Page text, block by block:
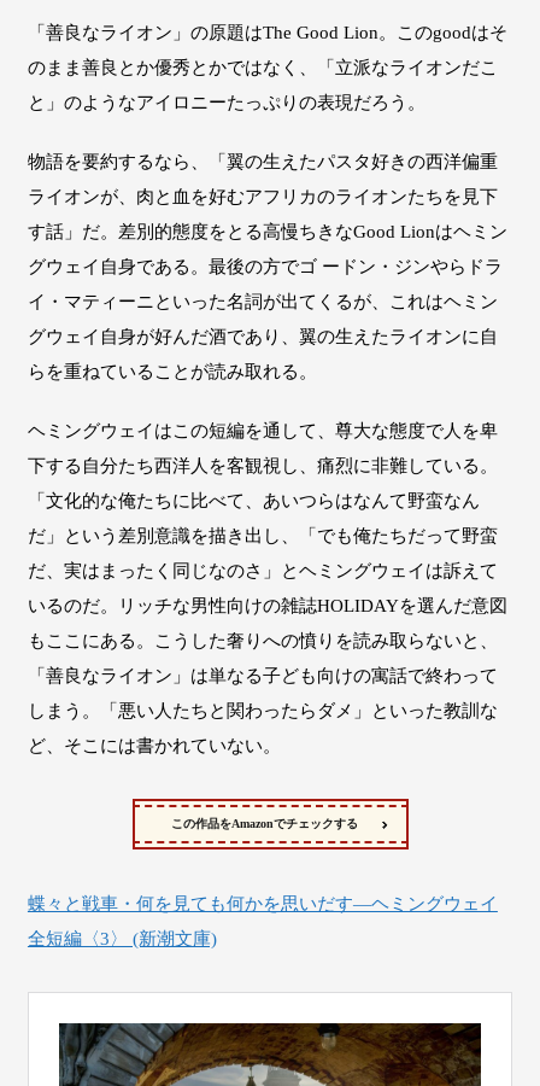
「善良なライオン」の原題はThe Good Lion。このgoodはそ
のまま善良とか優秀とかではなく、「立派なライオンだこ
と」のようなアイロニーたっぷりの表現だろう。
物語を要約するなら、「翼の生えたパスタ好きの西洋偏重
ライオンが、肉と血を好むアフリカのライオンたちを見下
す話」だ。差別的態度をとる高慢ちきなGood Lionはヘミン
グウェイ自身である。最後の方でゴ ードン・ジンやらドラ
イ・マティーニといった名詞が出てくるが、これはヘミン
グウェイ自身が好んだ酒であり、翼の生えたライオンに自
らを重ねていることが読み取れる。
ヘミングウェイはこの短編を通して、尊大な態度で人を卑
下する自分たち西洋人を客観視し、痛烈に非難している。
「文化的な俺たちに比べて、あいつらはなんて野蛮なん
だ」という差別意識を描き出し、「でも俺たちだって野蛮
だ、実はまったく同じなのさ」とヘミングウェイは訴えて
いるのだ。リッチな男性向けの雑誌HOLIDAYを選んだ意図
もここにある。こうした奢りへの憤りを読み取らないと、
「善良なライオン」は単なる子ども向けの寓話で終わって
しまう。「悪い人たちと関わったらダメ」といった教訓な
ど、そこには書かれていない。
この作品をAmazonでチェックする
蝶々と戦車・何を見ても何かを思いだす―ヘミングウェイ
全短編〈3〉 (新潮文庫)